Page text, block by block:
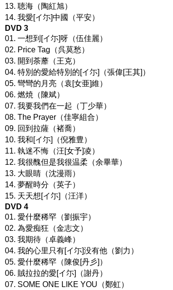
13. 聴海（陶紅旭）
14. 我愛[イ尓]中國（平安）
DVD 3
01. 一想到[イ尓]呀（伍佳麗）
02. Price Tag（呉莫愁）
03. 開到荼蘼（王克）
04. 特別的愛給特別的[イ尓]（張偉[王其]）
05. 彎彎的月亮（袁[女亜]維）
06. 燃焼（陳斌）
07. 我要我們在一起（丁少華）
08. The Prayer（佳寧組合）
09. 回到拉薩（褚喬）
10. 我和[イ尓]（倪雅豊）
11. 執迷不悔（汪[女予]凌）
12. 我很醜但是我很温柔（余畢華）
13. 大眼睛（沈漫雨）
14. 夢醒時分（英子）
15. 天天想[イ尓]（汪洋）
DVD 4
01. 愛什麼稀罕（劉振宇）
02. 為愛痴狂（金志文）
03. 我期待（卓義峰）
04. 我的心里只有[イ尓]没有他（劉力）
05. 愛什麼稀罕（陳俊[丹彡]）
06. 賊拉拉的愛[イ尓]（謝丹）
07. SOME ONE LIKE YOU（鄭虹）